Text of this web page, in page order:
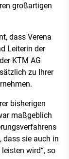
großartigen
dass Verena
Leiterin der
KTM AG
zu Ihrer
bisherigen
maßgeblich
dass sie auch in
wird“, so